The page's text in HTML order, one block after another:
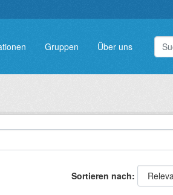
Gruppen Über uns
Sortieren nach